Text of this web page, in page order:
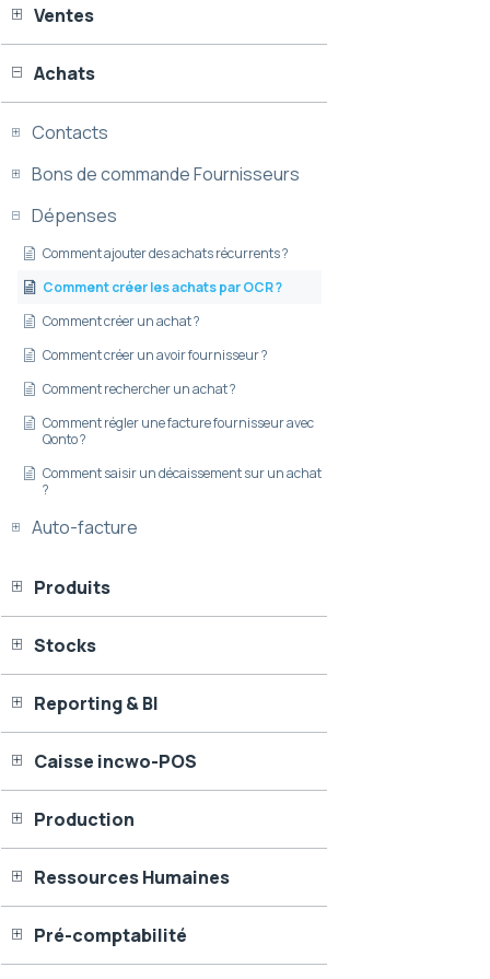
Ventes
Achats
Contacts
Bons de commande Fournisseurs
Dépenses
Comment ajouter des achats récurrents ?
Comment créer les achats par OCR ?
Comment créer un achat ?
Comment créer un avoir fournisseur ?
Comment rechercher un achat ?
Comment régler une facture fournisseur avec
Qonto ?
Comment saisir un décaissement sur un achat
?
Auto-facture
Produits
Stocks
Reporting & BI
Caisse incwo-POS
Production
Ressources Humaines
Pré-comptabilité